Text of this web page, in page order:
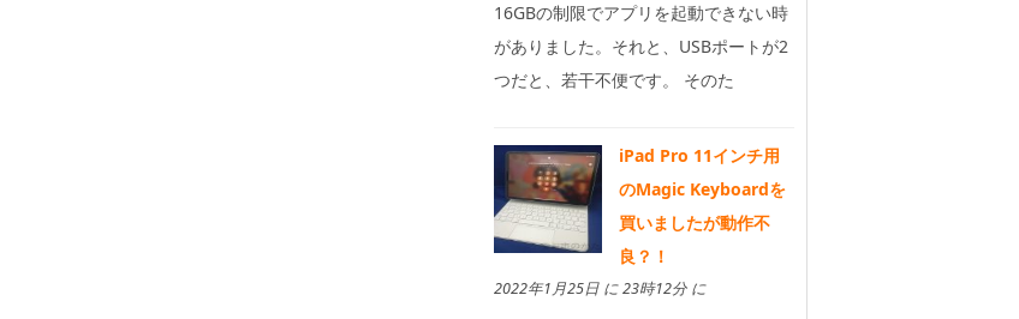
16GBの制限でアプリを起動できない時
がありました。それと、USBポートが2
つだと、若干不便です。 そのた
iPad Pro 11インチ用
のMagic Keyboardを
買いましたが動作不
良？！
2022年1月25日 に 23時12分 に